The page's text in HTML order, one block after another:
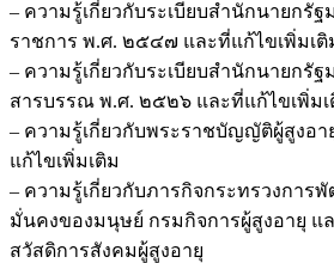
– ความรู้เกี่ยวกับระเบียบสำนักนายกรั
ราชการ พ.ศ. ๒๕๔๗ และที่แก้ไขเพิ่มเติ
– ความรู้เกี่ยวกับระเบียบสำนักนายกรั
สารบรรณ พ.ศ. ๒๕๒๖ และที่แก้ไขเพิ่มเ
– ความรู้เกี่ยวกับพระราชบัญญัติผู้สูงอ
แก้ไขเพิ่มเติม
– ความรู้เกี่ยวกับภารกิจกระทรวงการ
มั่นคงของมนุษย์ กรมกิจการผู้สูงอายุ
สวัสดิการสังคมผู้สูงอายุ